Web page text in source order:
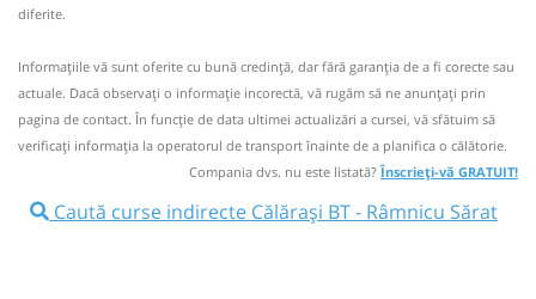
Dotări:
Afiseaza itinerariu
Râmnicu Sărat Parcare Restaurant
Turist
Nu a circulat?Semnalați aici un comentariu )
Pune poze din călătoria ta ⤣
Călărași BT Calarasi
Autocar:10690Botoșani - Hlipiceni - Iași -
diferite.
Informaţiile vă sunt oferite cu bună credinţă, dar fără garanţia de a fi corecte sau
actuale. Dacă observați o informaţie incorectă, vă rugăm să ne anunțați prin
pagina de contact. În funcție de data ultimei actualizări a cursei, vă sfătuim să
verificaţi informaţia la operatorul de transport înainte de a planifica o călătorie.
Compania dvs. nu este listată?Înscrieți-vă GRATUIT!
Caută curse indirecte Călărași BT - Râmnicu Sărat